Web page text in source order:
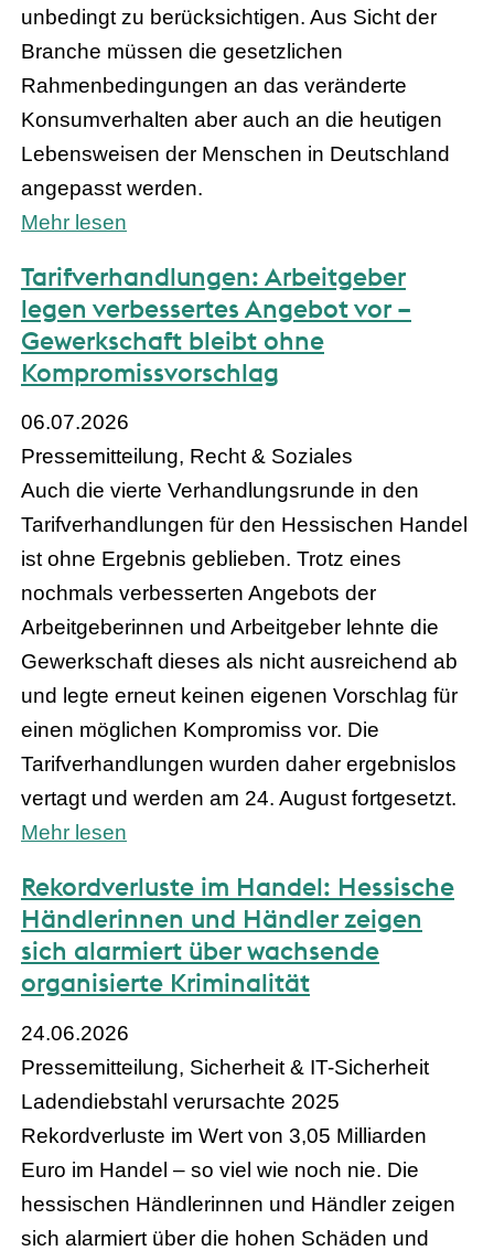
unbedingt zu berücksichtigen. Aus Sicht der
Branche müssen die gesetzlichen
Rahmenbedingungen an das veränderte
Konsumverhalten aber auch an die heutigen
Lebensweisen der Menschen in Deutschland
angepasst werden.
Mehr lesen
Tarifverhandlungen: Arbeitgeber
legen verbessertes Angebot vor –
Gewerkschaft bleibt ohne
Kompromissvorschlag
06.07.2026
Pressemitteilung, Recht & Soziales
Auch die vierte Verhandlungsrunde in den
Tarifverhandlungen für den Hessischen Handel
ist ohne Ergebnis geblieben. Trotz eines
nochmals verbesserten Angebots der
Arbeitgeberinnen und Arbeitgeber lehnte die
Gewerkschaft dieses als nicht ausreichend ab
und legte erneut keinen eigenen Vorschlag für
einen möglichen Kompromiss vor. Die
Tarifverhandlungen wurden daher ergebnislos
vertagt und werden am 24. August fortgesetzt.
Mehr lesen
Rekordverluste im Handel: Hessische
Händlerinnen und Händler zeigen
sich alarmiert über wachsende
organisierte Kriminalität
24.06.2026
Pressemitteilung, Sicherheit & IT-Sicherheit
Ladendiebstahl verursachte 2025
Rekordverluste im Wert von 3,05 Milliarden
Euro im Handel – so viel wie noch nie. Die
hessischen Händlerinnen und Händler zeigen
sich alarmiert über die hohen Schäden und